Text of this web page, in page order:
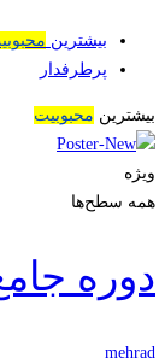
بیشترین
پرطرفدار
بیشترین محبوبیت
ویژه
همه سطح‌ها
دوره
mehrad